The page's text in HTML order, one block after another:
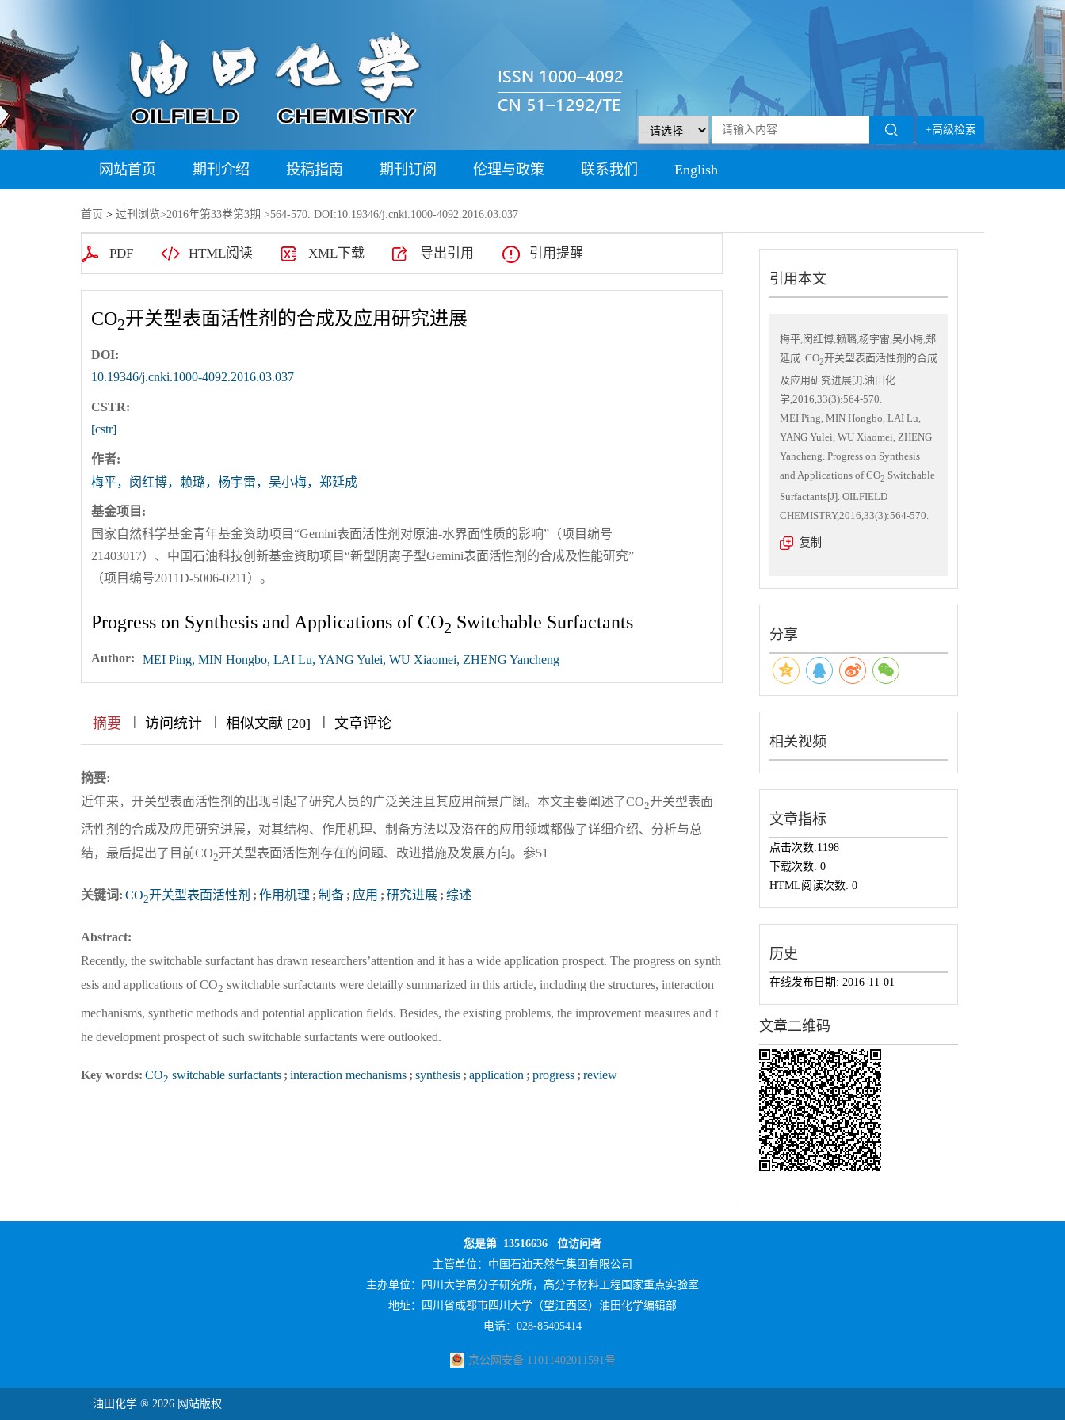
+高级检索
网站首页 期刊介绍 投稿指南 期刊订阅 伦理与政策 联系我们 English
首页 > 过刊浏览>2016年第33卷第3期 >564-570. DOI:10.19346/j.cnki.1000-4092.2016.03.037
PDF HTML阅读 XML下载 导出引用 引用提醒
CO2开关型表面活性剂的合成及应用研究进展
DOI:
10.19346/j.cnki.1000-4092.2016.03.037
CSTR:
[cstr]
作者:
梅平，闵红博，赖璐，杨宇雷，吴小梅，郑延成
基金项目:
国家自然科学基金青年基金资助项目“Gemini表面活性剂对原油-水界面性质的影响”（项目编号
21403017）、中国石油科技创新基金资助项目“新型阴离子型Gemini表面活性剂的合成及性能研究”
（项目编号2011D-5006-0211）。
Progress on Synthesis and Applications of CO2 Switchable Surfactants
Author: MEI Ping, MIN Hongbo, LAI Lu, YANG Yulei, WU Xiaomei, ZHENG Yancheng
摘要 || 访问统计 || 相似文献 [20] ||| 文章评论
摘要:
近年来，开关型表面活性剂的出现引起了研究人员的广泛关注且其应用前景广阔。本文主要阐述了CO2开关型表面
活性剂的合成及应用研究进展，对其结构、作用机理、制备方法以及潜在的应用领域都做了详细介绍、分析与总
结，最后提出了目前CO2开关型表面活性剂存在的问题、改进措施及发展方向。参51
关键词: CO2开关型表面活性剂 ; 作用机理 ; 制备 ; 应用 ; 研究进展 ; 综述
Abstract:
Recently, the switchable surfactant has drawn researchers’attention and it has a wide application prospect. The progress on synth
esis and applications of CO2 switchable surfactants were detailly summarized in this article, including the structures, interaction
mechanisms, synthetic methods and potential application fields. Besides, the existing problems, the improvement measures and t
he development prospect of such switchable surfactants were outlooked.
Key words: CO2 switchable surfactants ; interaction mechanisms ; synthesis ; application ; progress ; review
引用本文
梅平,闵红博,赖璐,杨宇雷,吴小梅,郑
延成. CO2开关型表面活性剂的合成
及应用研究进展[J].油田化
学,2016,33(3):564-570.
MEI Ping, MIN Hongbo, LAI Lu,
YANG Yulei, WU Xiaomei, ZHENG
Yancheng. Progress on Synthesis
and Applications of CO2 Switchable
Surfactants[J]. OILFIELD
CHEMISTRY,2016,33(3):564-570.
复制
分享
相关视频
文章指标
点击次数:1198
下载次数: 0
HTML阅读次数: 0
历史
在线发布日期: 2016-11-01
文章二维码
您是第 13516636 位访问者
主管单位： 中国石油天然气集团有限公司
主办单位：
四川大学高分子研究所，高分子材料工程国家重点实验室
地址：四川省成都市四川大学（望江西区）油田化学编辑部
电话：028-85405414
京公网安备 11011402011591号
油田化学 ® 2026 网站版权